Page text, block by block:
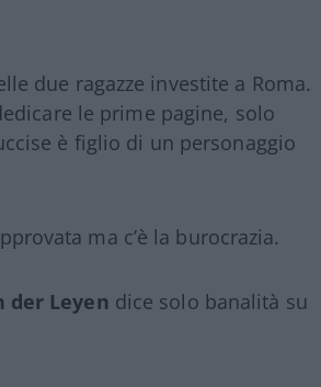
due ragazze investite a Roma.
le prime pagine, solo
è figlio di un personaggio
ma c’è la burocrazia.
der Leyen dice solo banalità su